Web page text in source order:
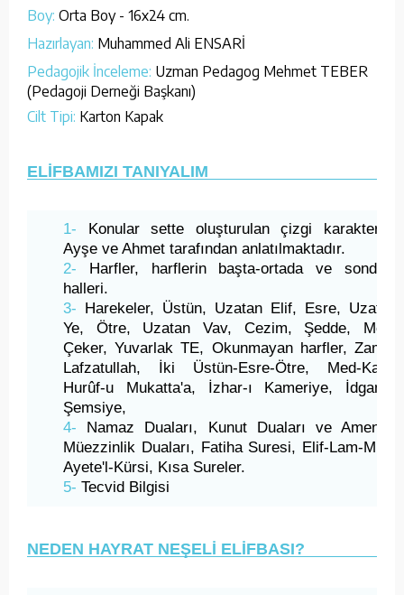
Boy: Orta Boy - 16x24 cm.
Hazırlayan: Muhammed Ali ENSARİ
Pedagojik İnceleme: Uzman Pedagog Mehmet TEBER
(Pedagoji Derneği Başkanı)
Cilt Tipi: Karton Kapak
ELİFBAMIZI TANIYALIM
1- Konular sette oluşturulan çizgi karakterler
Ayşe ve Ahmet tarafından anlatılmaktadır.
2- Harfler, harflerin başta-ortada ve sondaki
halleri.
3- Harekeler, Üstün, Uzatan Elif, Esre, Uzatan
Ye, Ötre, Uzatan Vav, Cezim, Şedde, Med,
Çeker, Yuvarlak TE, Okunmayan harfler, Zamir,
Lafzatullah, İki Üstün-Esre-Ötre, Med-Kasr,
Hurûf-u Mukatta'a, İzhar-ı Kameriye, İdgam-ı
Şemsiye,
4- Namaz Duaları, Kunut Duaları ve Amentü,
Müezzinlik Duaları, Fatiha Suresi, Elif-Lam-Mim,
Ayete'l-Kürsi, Kısa Sureler.
5- Tecvid Bilgisi
NEDEN HAYRAT NEŞELİ ELİFBASI?